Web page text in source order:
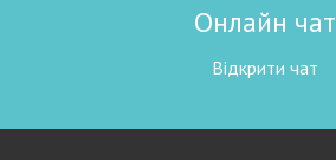
Онлайн чат
Відкрити чат